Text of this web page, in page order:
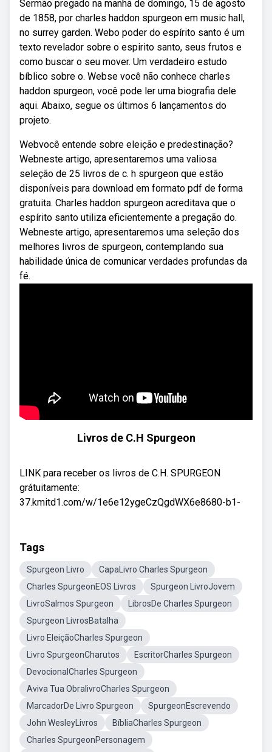
Sermão pregado na manhã de domingo, 15 de agosto
de 1858, por charles haddon spurgeon em music hall,
no surrey garden. Webo poder do espírito santo é um
texto revelador sobre o espirito santo, seus frutos e
como buscar o seu mover. Um verdadeiro estudo
bíblico sobre o. Webse você não conhece charles
haddon spurgeon, você pode ler uma biografia dele
aqui. Abaixo, segue os últimos 6 lançamentos do
projeto.
Webvocê entende sobre eleição e predestinação?
Webneste artigo, apresentaremos uma valiosa
seleção de 25 livros de c. h spurgeon que estão
disponíveis para download em formato pdf de forma
gratuita. Charles haddon spurgeon acreditava que o
espírito santo utiliza eficientemente a pregação do.
Webneste artigo, apresentaremos uma seleção dos
melhores livros de spurgeon, contemplando sua
habilidade única de comunicar verdades profundas da
fé.
Livros de C.H Spurgeon
LINK para receber os livros de C.H. SPURGEON
grátuitamente:
37.kmitd1.com/w/1e6e12ygeCzQgdWX6e8680-b1-
Tags
Spurgeon Livro
CapaLivro Charles Spurgeon
Charles SpurgeonEOS Livros
Spurgeon LivroJovem
LivroSalmos Spurgeon
LibrosDe Charles Spurgeon
Spurgeon LivrosBatalha
Livro EleiçãoCharles Spurgeon
Livro SpurgeonCharutos
EscritorCharles Spurgeon
DevocionalCharles Spurgeon
Aviva Tua ObralivroCharles Spurgeon
MarcadorDe Livro Spurgeon
SpurgeonEscrevendo
John WesleyLivros
BíbliaCharles Spurgeon
Charles SpurgeonPersonagem